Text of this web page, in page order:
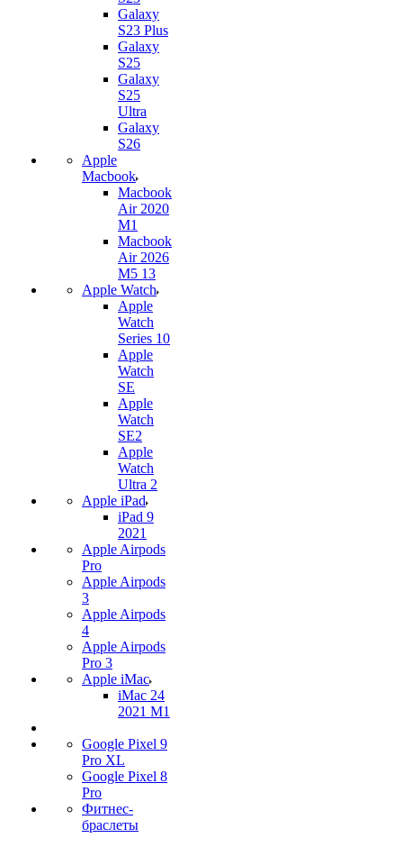
Galaxy
S23 Plus
Galaxy
S25
Galaxy
S25
Ultra
Galaxy
S26
Apple
Macbook
Macbook
Air 2020
M1
Macbook
Air 2026
M5 13
Apple Watch
Apple
Watch
Series 10
Apple
Watch
SE
Apple
Watch
SE2
Apple
Watch
Ultra 2
Apple iPad
iPad 9
2021
Apple Airpods
Pro
Apple Airpods
3
Apple Airpods
4
Apple Airpods
Pro 3
Apple iMac
iMac 24
2021 M1
Google Pixel 9
Pro XL
Google Pixel 8
Pro
Фитнес-
браслеты